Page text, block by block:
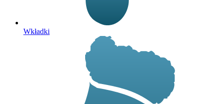
Wkładki